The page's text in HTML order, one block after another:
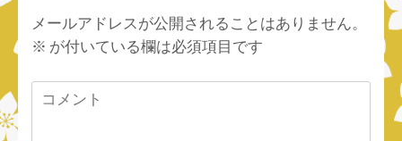
メールアドレスが公開されることはありません。
※ が付いている欄は必須項目です
コ